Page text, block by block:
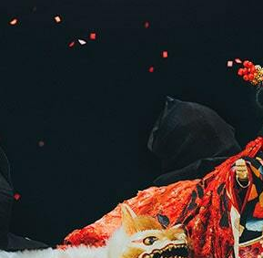
通販サイトうずのくに
道の駅うずしお
うずの丘大鳴門橋記念館